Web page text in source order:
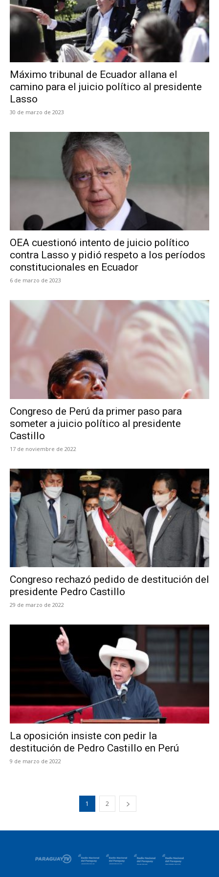
Máximo tribunal de Ecuador allana el
camino para el juicio político al presidente
Lasso
30 de marzo de 2023
OEA cuestionó intento de juicio político
contra Lasso y pidió respeto a los períodos
constitucionales en Ecuador
6 de marzo de 2023
Congreso de Perú da primer paso para
someter a juicio político al presidente
Castillo
17 de noviembre de 2022
Congreso rechazó pedido de destitución del
presidente Pedro Castillo
29 de marzo de 2022
La oposición insiste con pedir la
destitución de Pedro Castillo en Perú
9 de marzo de 2022
1 2